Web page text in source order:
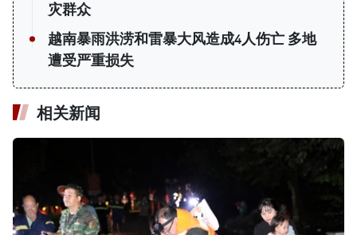
灾群众
越南暴雨洪涝和雷暴大风造成4人伤亡 多地
遭受严重损失
相关新闻